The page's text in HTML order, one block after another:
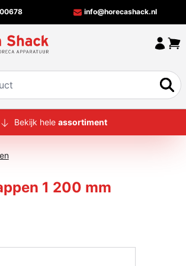
info@horecashack.nl
HOME
MERKEN
Bekijk hele assortiment
1 200 mm